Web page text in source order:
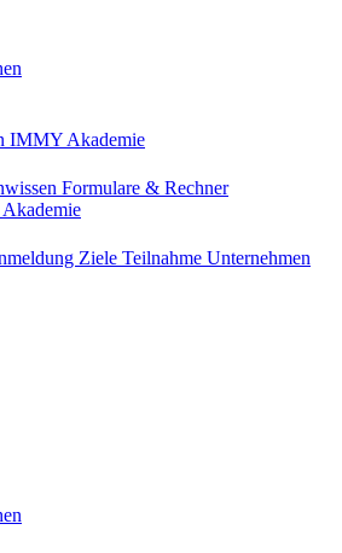
IMMY Akademie
Formulare & Rechner
Ziele Teilnahme Unternehmen